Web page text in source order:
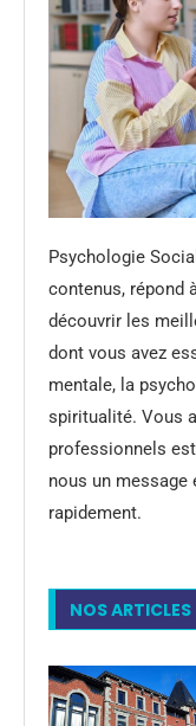
Psychologie
contenus, répond
découvrir les
dont vous avez
mentale, la
spiritualité. Vous
professionnels
nous un message
rapidement.
NOS ARTICLES